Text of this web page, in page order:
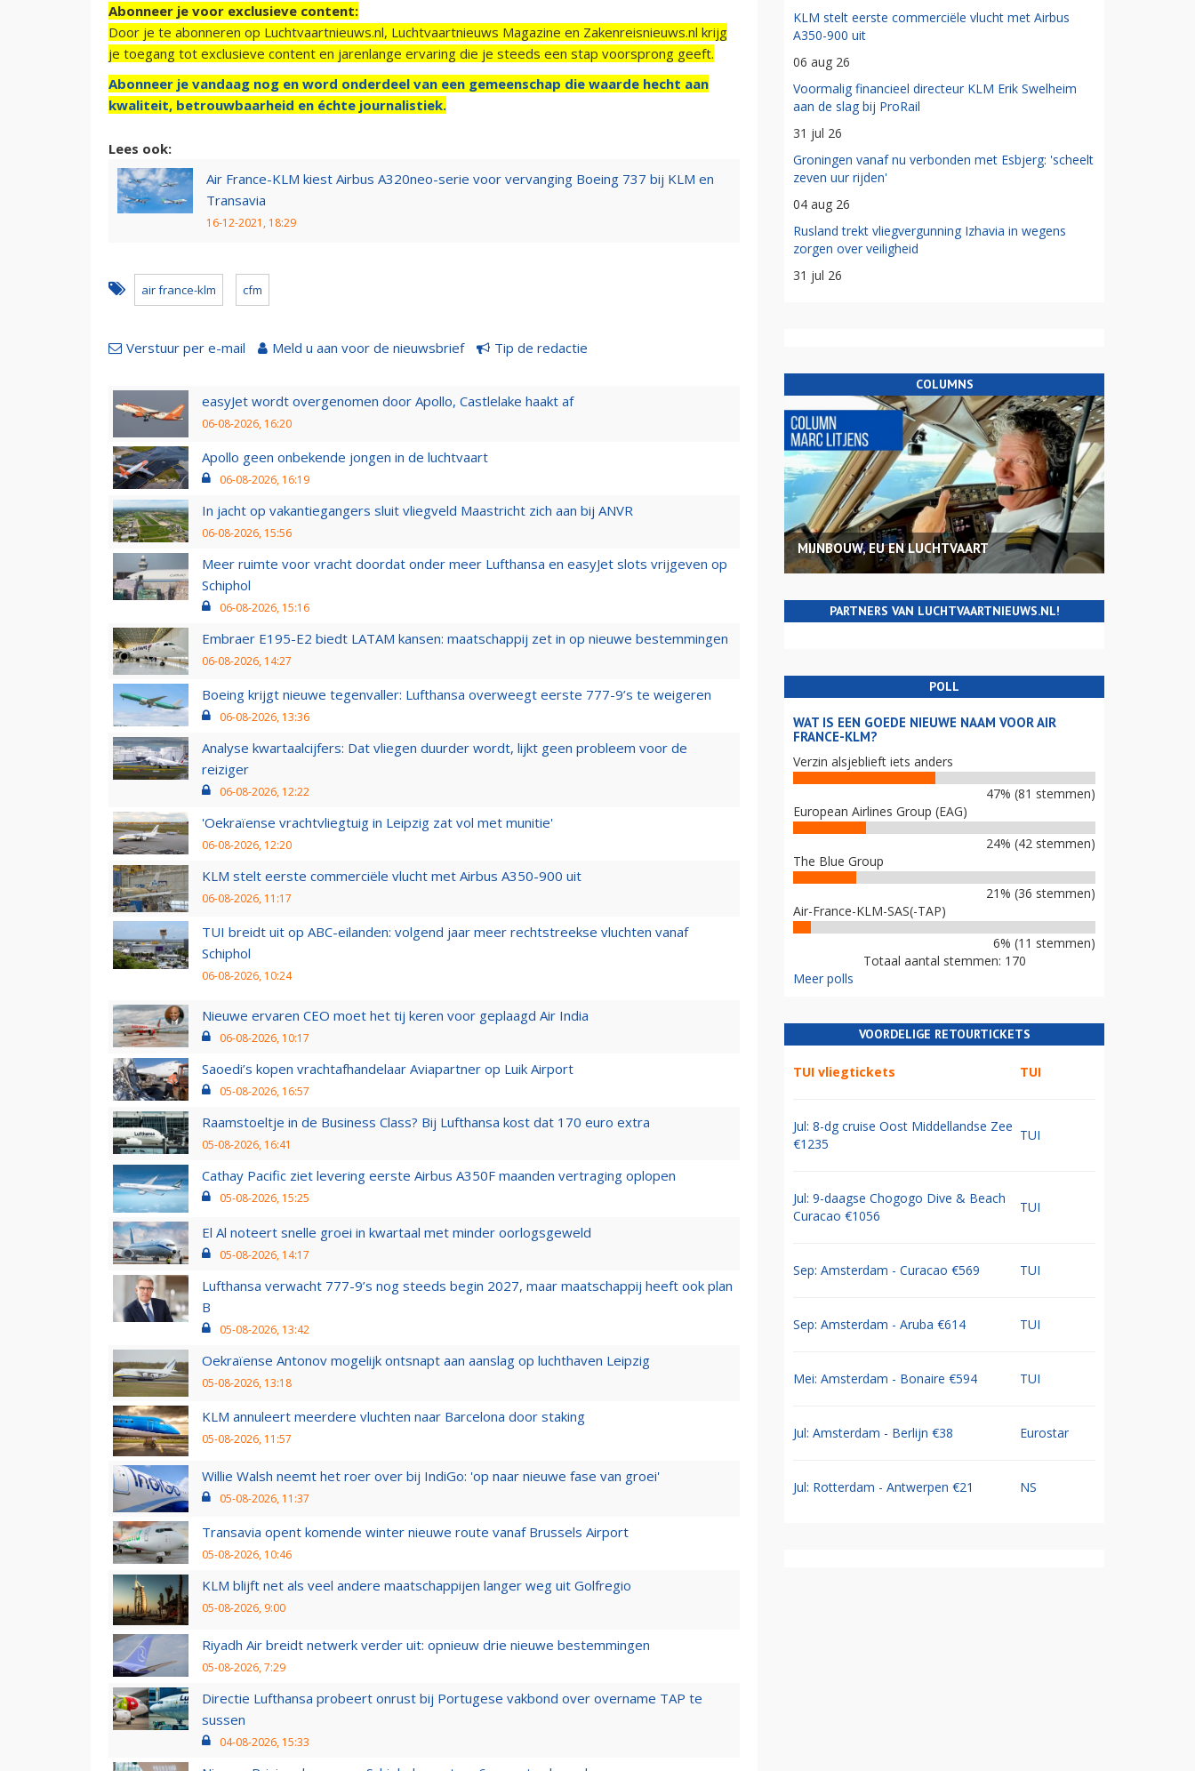
Abonneer je voor exclusieve content:
Door je te abonneren op Luchtvaartnieuws.nl, Luchtvaartnieuws Magazine en Zakenreisnieuws.nl krijg
je toegang tot exclusieve content en jarenlange ervaring die je steeds een stap voorsprong geeft.
Abonneer je vandaag nog en word onderdeel van een gemeenschap die waarde hecht aan
kwaliteit, betrouwbaarheid en échte journalistiek.
Lees ook:
Air France-KLM kiest Airbus A320neo-serie voor vervanging Boeing 737 bij KLM en
Transavia
16-12-2021, 18:29
air france-klm cfm
Verstuur per e-mail Meld u aan voor de nieuwsbrief Tip de redactie
easyJet wordt overgenomen door Apollo, Castlelake haakt af
06-08-2026, 16:20
Apollo geen onbekende jongen in de luchtvaart
06-08-2026, 16:19
In jacht op vakantiegangers sluit vliegveld Maastricht zich aan bij ANVR
06-08-2026, 15:56
Meer ruimte voor vracht doordat onder meer Lufthansa en easyJet slots vrijgeven op
Schiphol
06-08-2026, 15:16
Embraer E195-E2 biedt LATAM kansen: maatschappij zet in op nieuwe bestemmingen
06-08-2026, 14:27
Boeing krijgt nieuwe tegenvaller: Lufthansa overweegt eerste 777-9’s te weigeren
06-08-2026, 13:36
Analyse kwartaalcijfers: Dat vliegen duurder wordt, lijkt geen probleem voor de
reiziger
06-08-2026, 12:22
'Oekraïense vrachtvliegtuig in Leipzig zat vol met munitie'
06-08-2026, 12:20
KLM stelt eerste commerciële vlucht met Airbus A350-900 uit
06-08-2026, 11:17
TUI breidt uit op ABC-eilanden: volgend jaar meer rechtstreekse vluchten vanaf
Schiphol
06-08-2026, 10:24
Nieuwe ervaren CEO moet het tij keren voor geplaagd Air India
06-08-2026, 10:17
Saoedi’s kopen vrachtafhandelaar Aviapartner op Luik Airport
05-08-2026, 16:57
Raamstoeltje in de Business Class? Bij Lufthansa kost dat 170 euro extra
05-08-2026, 16:41
Cathay Pacific ziet levering eerste Airbus A350F maanden vertraging oplopen
05-08-2026, 15:25
El Al noteert snelle groei in kwartaal met minder oorlogsgeweld
05-08-2026, 14:17
Lufthansa verwacht 777-9’s nog steeds begin 2027, maar maatschappij heeft ook plan
B
05-08-2026, 13:42
Oekraïense Antonov mogelijk ontsnapt aan aanslag op luchthaven Leipzig
05-08-2026, 13:18
KLM annuleert meerdere vluchten naar Barcelona door staking
05-08-2026, 11:57
Willie Walsh neemt het roer over bij IndiGo: 'op naar nieuwe fase van groei'
05-08-2026, 11:37
Transavia opent komende winter nieuwe route vanaf Brussels Airport
05-08-2026, 10:46
KLM blijft net als veel andere maatschappijen langer weg uit Golfregio
05-08-2026, 9:00
Riyadh Air breidt netwerk verder uit: opnieuw drie nieuwe bestemmingen
05-08-2026, 7:29
Directie Lufthansa probeert onrust bij Portugese vakbond over overname TAP te
sussen
04-08-2026, 15:33
KLM stelt eerste commerciële vlucht met Airbus
A350-900 uit
06 aug 26
Voormalig financieel directeur KLM Erik Swelheim
aan de slag bij ProRail
31 jul 26
Groningen vanaf nu verbonden met Esbjerg: 'scheelt
zeven uur rijden'
04 aug 26
Rusland trekt vliegvergunning Izhavia in wegens
zorgen over veiligheid
31 jul 26
COLUMNS
MIJNBOUW, EU EN LUCHTVAART
PARTNERS VAN LUCHTVAARTNIEUWS.NL!
POLL
WAT IS EEN GOEDE NIEUWE NAAM VOOR AIR
FRANCE-KLM?
Verzin alsjeblieft iets anders
47% (81 stemmen)
European Airlines Group (EAG)
24% (42 stemmen)
The Blue Group
21% (36 stemmen)
Air-France-KLM-SAS(-TAP)
6% (11 stemmen)
Totaal aantal stemmen: 170
Meer polls
VOORDELIGE RETOURTICKETS
TUI vliegtickets TUI
Jul: 8-dg cruise Oost Middellandse Zee
€1235
TUI
Jul: 9-daagse Chogogo Dive & Beach
Curacao €1056
TUI
Sep: Amsterdam - Curacao €569 TUI
Sep: Amsterdam - Aruba €614 TUI
Mei: Amsterdam - Bonaire €594 TUI
Jul: Amsterdam - Berlijn €38 Eurostar
Jul: Rotterdam - Antwerpen €21 NS